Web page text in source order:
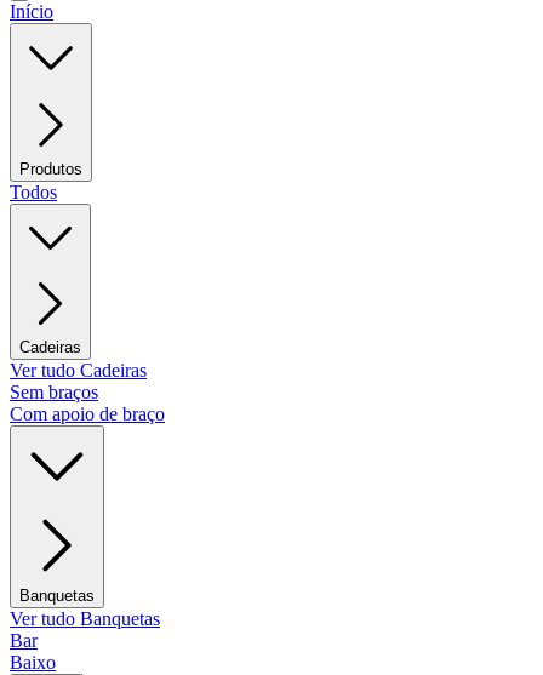
Início
Produtos
Todos
Cadeiras
Ver tudo Cadeiras
Sem braços
Com apoio de braço
Banquetas
Ver tudo Banquetas
Bar
Baixo